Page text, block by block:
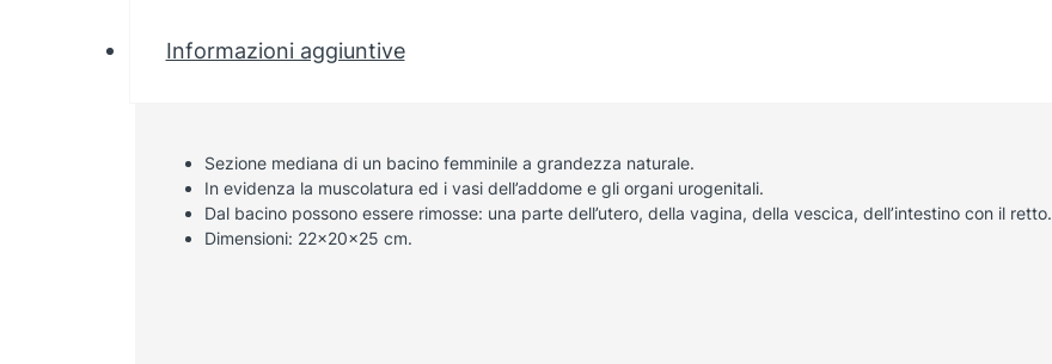
Informazioni aggiuntive
Sezione mediana di un bacino femminile a grandezza naturale.
In evidenza la muscolatura ed i vasi dell’addome e gli organi urogenitali.
Dal bacino possono essere rimosse: una parte dell’utero, della vagina, della vescica, dell’intestino con il retto.
Dimensioni: 22x20x25 cm.